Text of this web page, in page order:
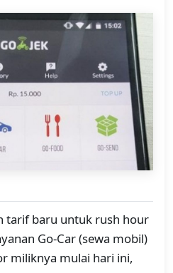
tarif baru untuk rush hour
Go-Car (sewa mobil)
miliknya mulai hari ini,